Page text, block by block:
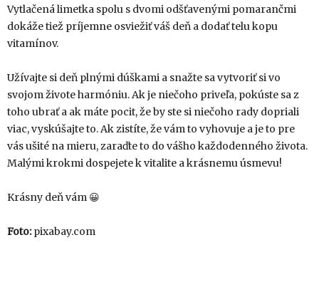
Vytlačená limetka spolu s dvomi odšťavenými pomarančmi
dokáže tiež príjemne osviežiť váš deň a dodať telu kopu
vitamínov.
Užívajte si deň plnými dúškami a snažte sa vytvoriť si vo
svojom živote harmóniu. Ak je niečoho priveľa, pokúste sa z
toho ubrať a ak máte pocit, že by ste si niečoho rady dopriali
viac, vyskúšajte to. Ak zistíte, že vám to vyhovuje a je to pre
vás ušité na mieru, zaraďte to do vášho každodenného života.
Malými krokmi dospejete k vitalite a krásnemu úsmevu!
Krásny deň vám 😀
Foto:pixabay.com